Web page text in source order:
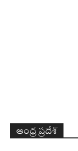
ఆంధ్ర ప్రదేశ్